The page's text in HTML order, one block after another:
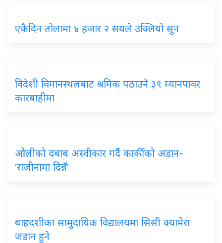
एकैदिन तोलामा ४ हजार २ सयले उक्लियो सुन
विदेशी विमानस्थलबाट श्रमिक पठाउने ३९ म्यानपावर
कारबाहीमा
ओलीको दबाब अस्वीकार गर्दै कार्कीको अडान-
‘राजीनामा दिन्नँ’
बाह्रदशीका सामुदायिक विद्यालयमा सिसी क्यामेरा
जडान हुने